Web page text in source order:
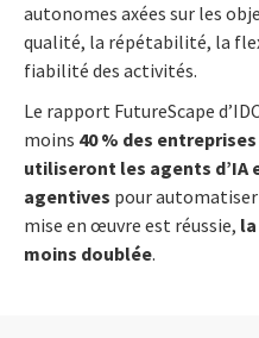
autonomes axées sur les
qualité, la répétabilité, la
fiabilité des activités.
Le rapport FutureScape
moins 40 % des
utiliseront les agents d’IA
agentives pour
mise en œuvre est réussie,
moins doublée.